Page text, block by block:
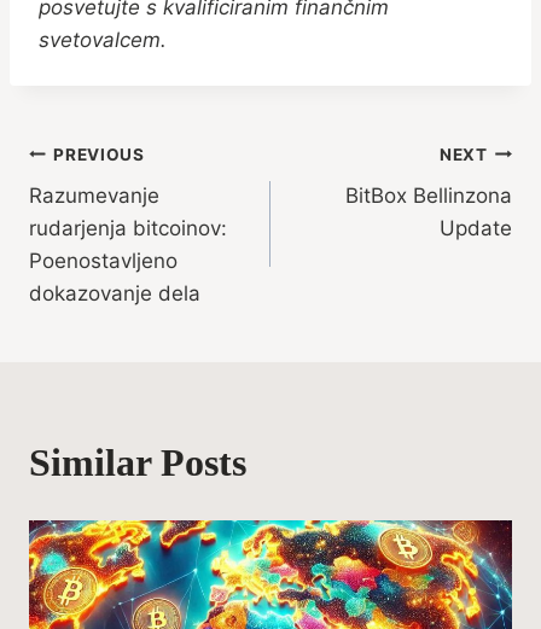
posvetujte s kvalificiranim finančnim
svetovalcem.
Post
navigation
PREVIOUS
Razumevanje
rudarjenja bitcoinov:
Poenostavljeno
dokazovanje dela
NEXT
BitBox Bellinzona
Update
Similar Posts